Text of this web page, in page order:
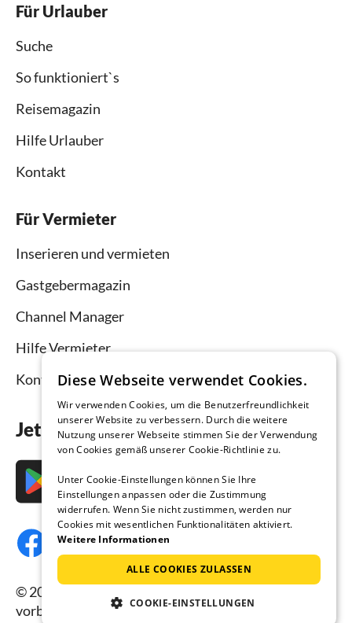
Für Urlauber
Suche
So funktioniert`s
Reisemagazin
Hilfe Urlauber
Kontakt
Für Vermieter
Inserieren und vermieten
Gastgebermagazin
Channel Manager
Hilfe Vermieter
Kontakt
Jetzt die App downloaden
© 2026 Ferienhausmiete.de, alle Rechte
vorbehalten.
Diese Webseite verwendet Cookies.
Wir verwenden Cookies, um die Benutzerfreundlichkeit
unserer Website zu verbessern. Durch die weitere
Nutzung unserer Webseite stimmen Sie der Verwendung
von Cookies gemäß unserer Cookie-Richtlinie zu.
Unter Cookie-Einstellungen können Sie Ihre
Einstellungen anpassen oder die Zustimmung
widerrufen. Wenn Sie nicht zustimmen, werden nur
Cookies mit wesentlichen Funktionalitäten aktiviert.
Weitere Informationen
ALLE COOKIES ZULASSEN
COOKIE-EINSTELLUNGEN